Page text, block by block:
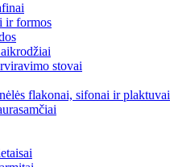
ir formos
stovai
flakonai, sifonai ir plaktuvai